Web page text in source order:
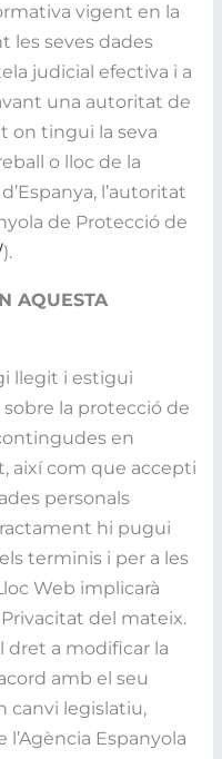
vigent en la
les seves dades
judicial efectiva i a
una autoritat de
on tingui la seva
o lloc de la
l’autoritat
de Protecció de
).
AQUESTA
llegit i estigui
la protecció de
en
així com que accepti
personals
hi pugui
terminis i per a les
Web implicarà
Privacitat del mateix.
dret a modificar la
amb el seu
canvi legislatiu,
Espanyola